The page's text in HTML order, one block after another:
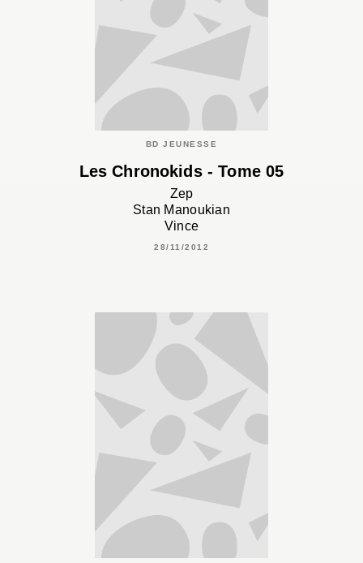
BD JEUNESSE
Les Chronokids - Tome 05
Zep
Stan Manoukian
Vince
28/11/2012